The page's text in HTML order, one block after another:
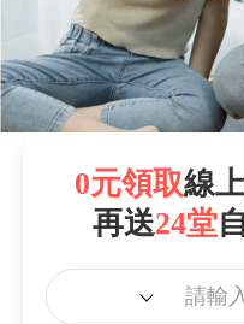
0元領取線
再送24堂